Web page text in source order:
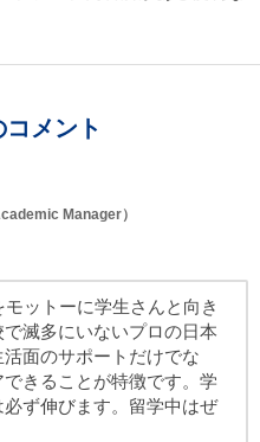
メント
Manager）
モットーに学生さんと向き
滅多にいないプロの日本
面のサポートだけでな
きることが特徴です。学
ず伸びます。留学中はぜ